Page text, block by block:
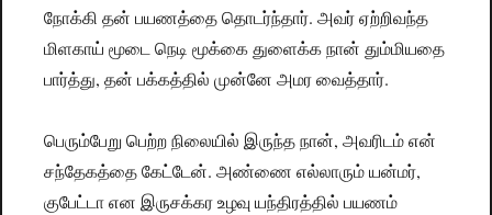
நோக்கி தன் பயணத்தை தொடர்ந்தார். அவர் ஏற்றிவந்த
மிளகாய் மூடை நெடி மூக்கை துளைக்க நான் தும்மியதை
பார்த்து, தன் பக்கத்தில் முன்னே அமர வைத்தார்.
பெரும்பேறு பெற்ற நிலையில் இருந்த நான், அவரிடம் என்
சந்தேகத்தை கேட்டேன். அண்ணை எல்லாரும் யன்மர்,
குபேட்டா என இருசக்கர உழவு யந்திரத்தில் பயணம்